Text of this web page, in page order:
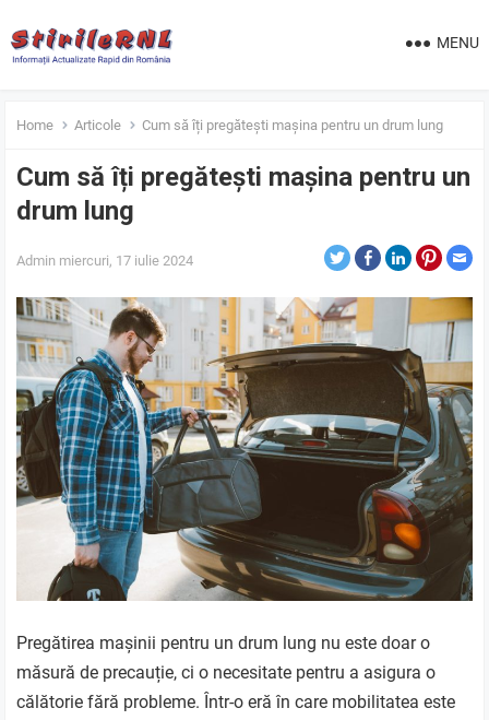
MENU
Home Articole Cum să îți pregătești mașina pentru un drum lung
Cum să îți pregătești mașina pentru un
drum lung
Admin miercuri, 17 iulie 2024
Pregătirea mașinii pentru un drum lung nu este doar o
măsură de precauție, ci o necesitate pentru a asigura o
călătorie fără probleme. Într-o eră în care mobilitatea este